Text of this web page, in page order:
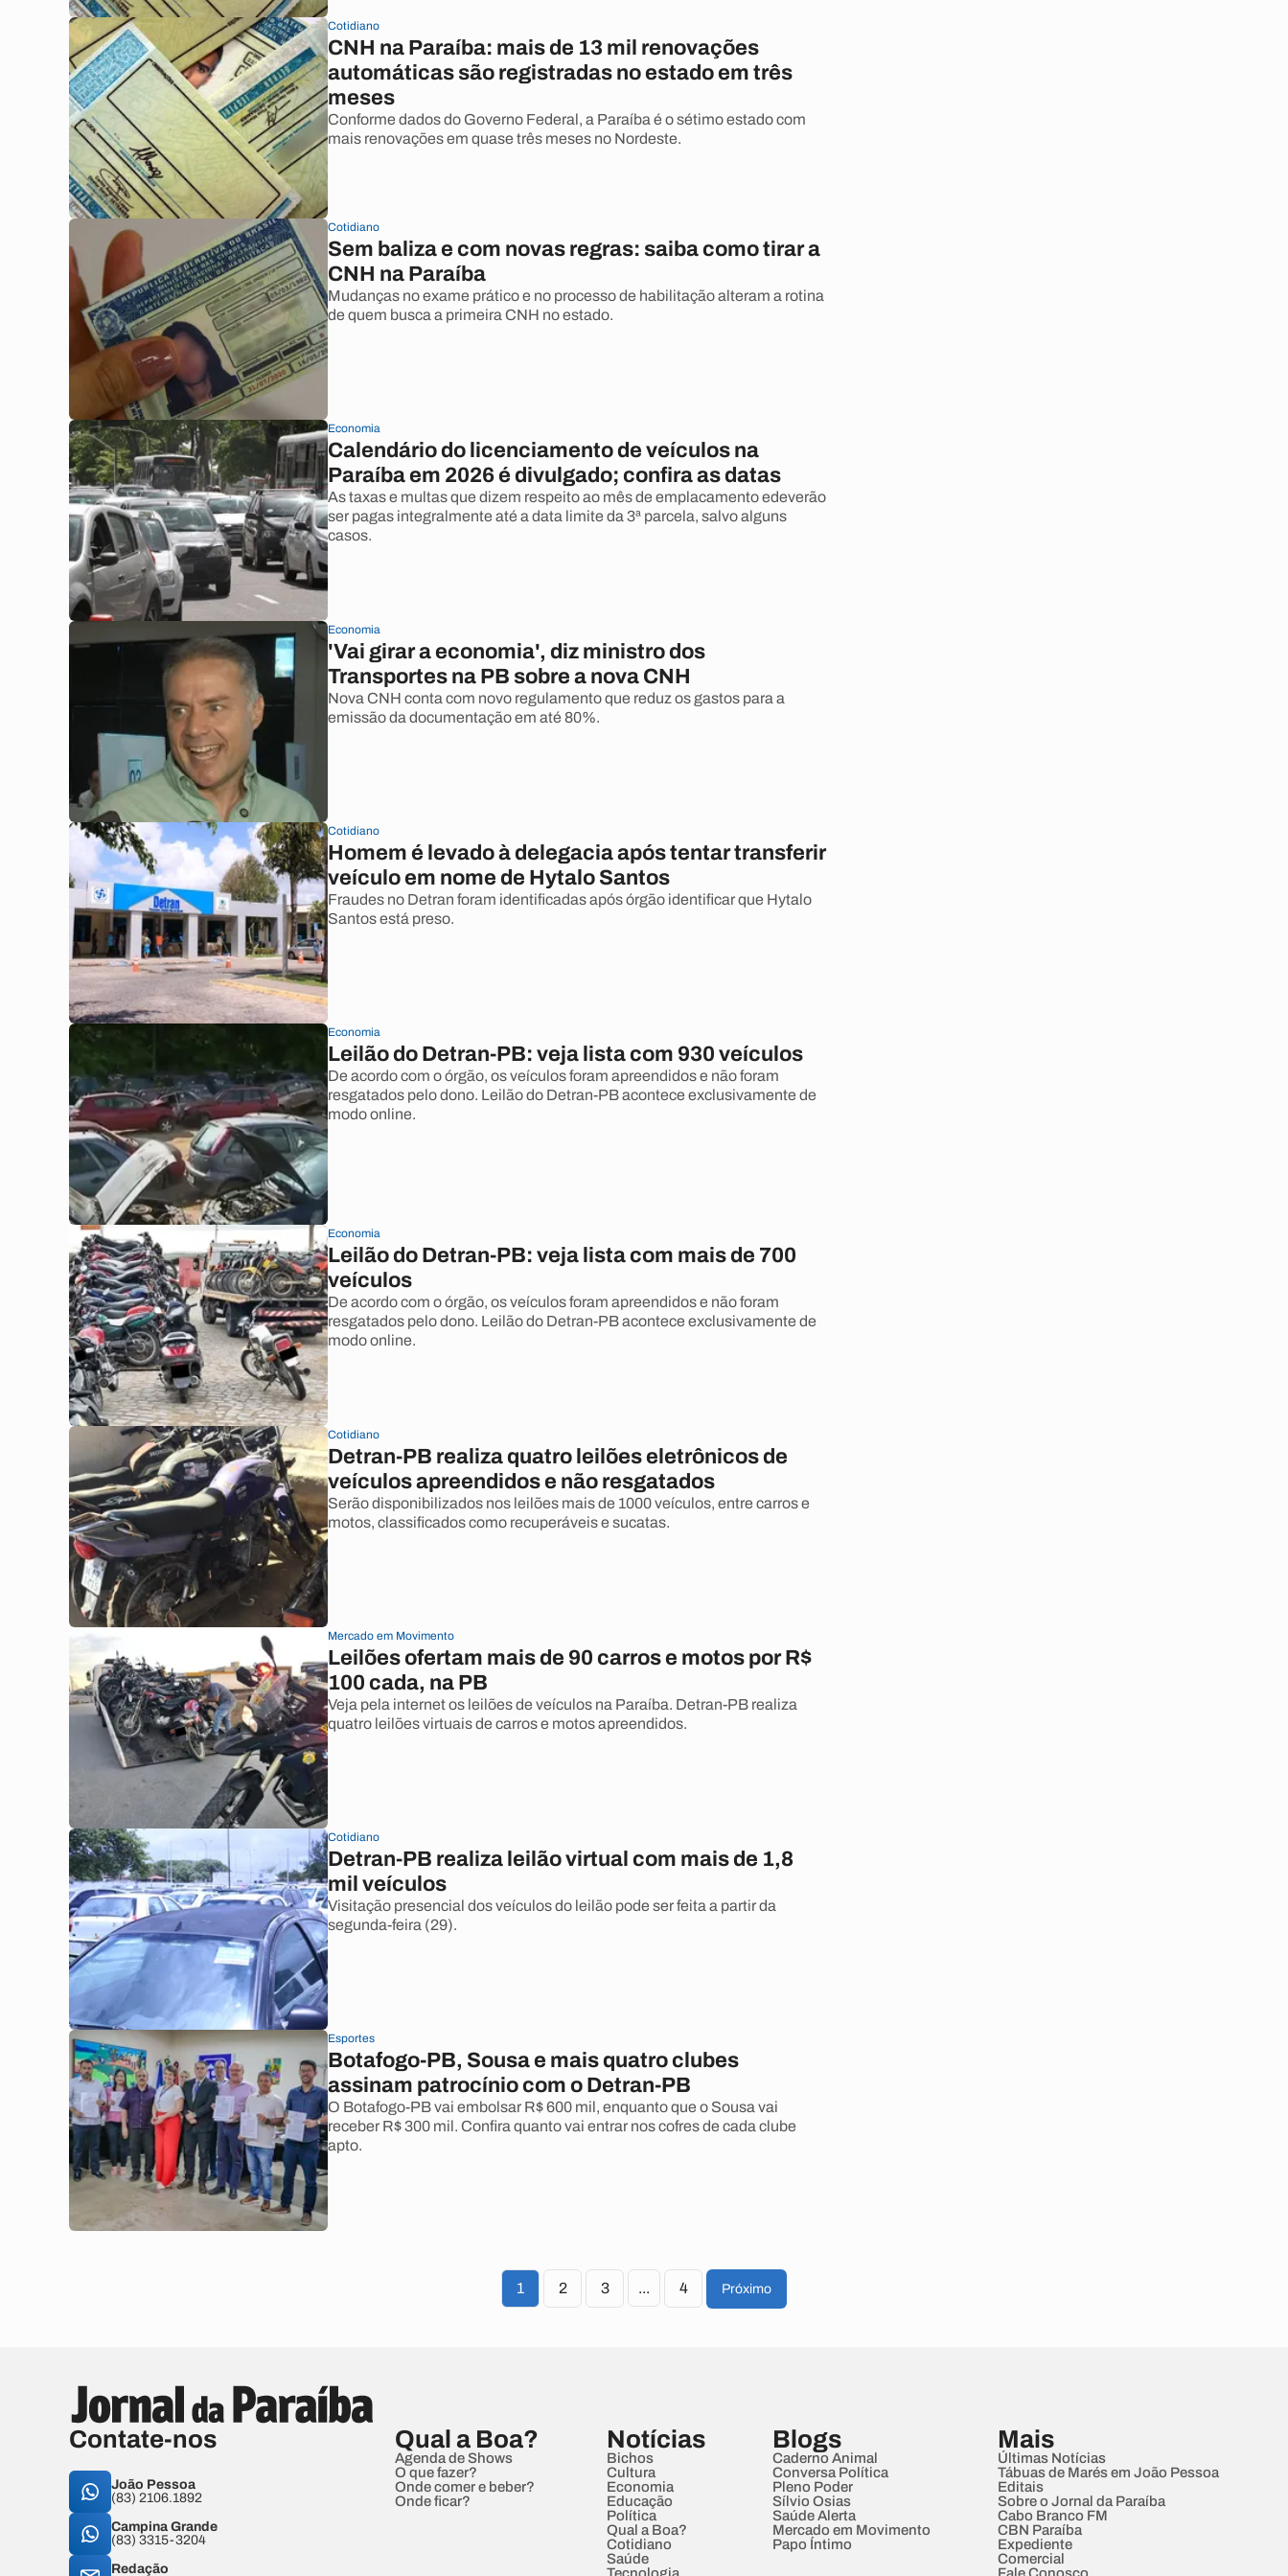
Cotidiano
CNH na Paraíba: mais de 13 mil renovações
automáticas são registradas no estado em três
meses
Conforme dados do Governo Federal, a Paraíba é o sétimo estado com
mais renovações em quase três meses no Nordeste.
Cotidiano
Sem baliza e com novas regras: saiba como tirar a
CNH na Paraíba
Mudanças no exame prático e no processo de habilitação alteram a rotina
de quem busca a primeira CNH no estado.
Economia
Calendário do licenciamento de veículos na
Paraíba em 2026 é divulgado; confira as datas
As taxas e multas que dizem respeito ao mês de emplacamento edeverão
ser pagas integralmente até a data limite da 3ª parcela, salvo alguns
casos.
Economia
'Vai girar a economia', diz ministro dos
Transportes na PB sobre a nova CNH
Nova CNH conta com novo regulamento que reduz os gastos para a
emissão da documentação em até 80%.
Cotidiano
Homem é levado à delegacia após tentar transferir
veículo em nome de Hytalo Santos
Fraudes no Detran foram identificadas após órgão identificar que Hytalo
Santos está preso.
Economia
Leilão do Detran-PB: veja lista com 930 veículos
De acordo com o órgão, os veículos foram apreendidos e não foram
resgatados pelo dono. Leilão do Detran-PB acontece exclusivamente de
modo online.
Economia
Leilão do Detran-PB: veja lista com mais de 700
veículos
De acordo com o órgão, os veículos foram apreendidos e não foram
resgatados pelo dono. Leilão do Detran-PB acontece exclusivamente de
modo online.
Cotidiano
Detran-PB realiza quatro leilões eletrônicos de
veículos apreendidos e não resgatados
Serão disponibilizados nos leilões mais de 1000 veículos, entre carros e
motos, classificados como recuperáveis e sucatas.
Mercado em Movimento
Leilões ofertam mais de 90 carros e motos por R$
100 cada, na PB
Veja pela internet os leilões de veículos na Paraíba. Detran-PB realiza
quatro leilões virtuais de carros e motos apreendidos.
Cotidiano
Detran-PB realiza leilão virtual com mais de 1,8
mil veículos
Visitação presencial dos veículos do leilão pode ser feita a partir da
segunda-feira (29).
Esportes
Botafogo-PB, Sousa e mais quatro clubes
assinam patrocínio com o Detran-PB
O Botafogo-PB vai embolsar R$ 600 mil, enquanto que o Sousa vai
receber R$ 300 mil. Confira quanto vai entrar nos cofres de cada clube
apto.
1 2 3 ... 4 Próximo
Contate-nos
João Pessoa
(83) 2106.1892
Campina Grande
(83) 3315-3204
Redação
Qual a Boa?
Agenda de Shows
O que fazer?
Onde comer e beber?
Onde ficar?
Notícias
Bichos
Cultura
Economia
Educação
Política
Qual a Boa?
Cotidiano
Saúde
Blogs
Caderno Animal
Conversa Política
Pleno Poder
Sílvio Osias
Saúde Alerta
Mercado em Movimento
Papo Íntimo
Mais
Últimas Notícias
Tábuas de Marés em João Pessoa
Editais
Sobre o Jornal da Paraíba
Cabo Branco FM
CBN Paraíba
Expediente
Comercial